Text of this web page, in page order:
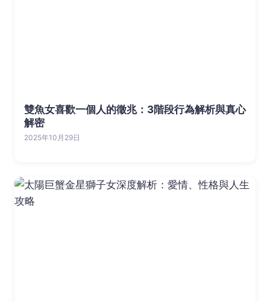
雙魚女喜歡一個人的徵兆：3階段行為解析與真心
解密
2025年10月29日